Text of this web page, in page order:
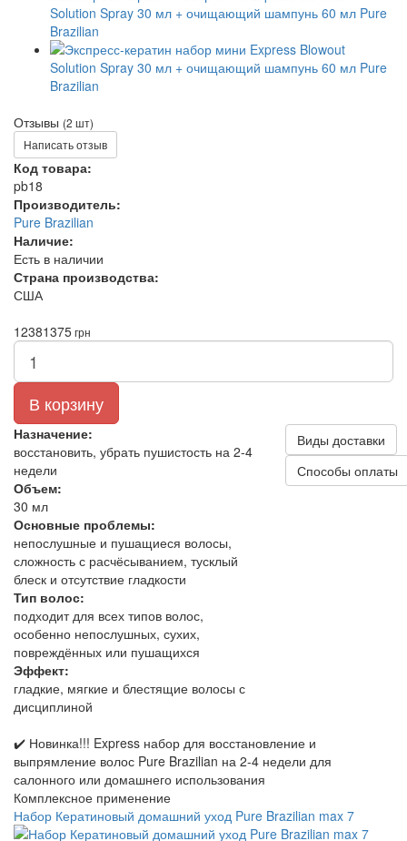
Отзывы (2 шт)
Написать отзыв
Код товара:
pb18
Производитель:
Pure Brazilian
Наличие:
Есть в наличии
Страна производства:
США
12381375грн
В корзину
Назначение:
восстановить, убрать пушистость на 2-4
недели
Объем:
30 мл
Основные проблемы:
непослушные и пушащиеся волосы,
сложность с расчёсыванием, тусклый
блеск и отсутствие гладкости
Тип волос:
подходит для всех типов волос,
особенно непослушных, сухих,
повреждённых или пушащихся
Эффект:
гладкие, мягкие и блестящие волосы с
дисциплиной
Виды доставки
Способы оплаты
✔️ Новинка!!! Express набор для восстановление и
выпрямление волос Pure Brazilian на 2-4 недели для
салонного или домашнего использования
Комплексное применение
Набор Кератиновый домашний уход Pure Brazilian max 7